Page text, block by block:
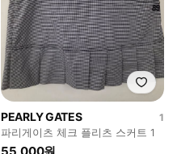
PEARLY GATES
1
파리게이츠 체크 플리츠 스커트 1